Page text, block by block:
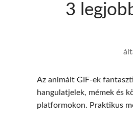
3
Az animált GIF-ek
hangulatjelek, mémek és
platformokon. Praktikus